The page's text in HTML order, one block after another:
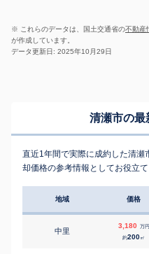
※ これらのデータは、国土交通省の不動産
が作成しています。
データ更新日: 2025年10月29日
清瀬市の最
直近1年間で実際に成約した清瀬
却価格の参考情報としてお役立て
地域 価格
中里
3,180 万円
約200㎡